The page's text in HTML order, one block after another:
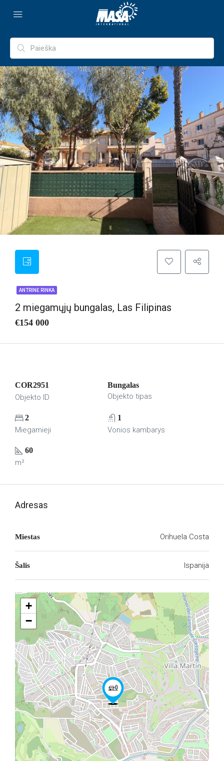
ANTRINĖ RINKA
2 miegamųjų bungalas, Las Filipinas
€154 000
COR2951
Objekto ID
Bungalas
Objekto tipas
2
Miegamieji
1
Vonios kambarys
60
m²
Adresas
Miestas Orihuela Costa
Šalis Ispanija
+
−